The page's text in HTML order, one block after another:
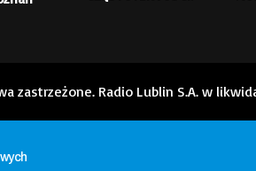
zastrzeżone. Radio Lublin S.A. w